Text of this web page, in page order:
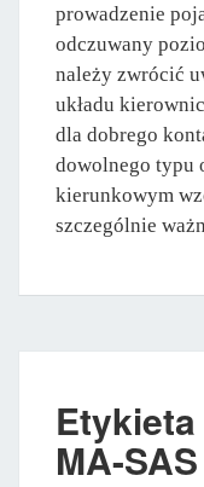
prowadzenie
odczuwany
należy zwrócić
układu
dla dobrego
dowolnego typu
kierunkowym
szczególnie
MA-